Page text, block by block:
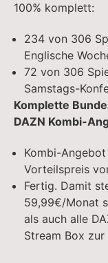
100% komplett:
234 von 306
Englische
72 von 306
Samstags-
Komplette
DAZN Kombi-
Kombi-Angebot
Vorteilspreis
Fertig. Damit
59,99€/Monat
als auch alle
Stream Box